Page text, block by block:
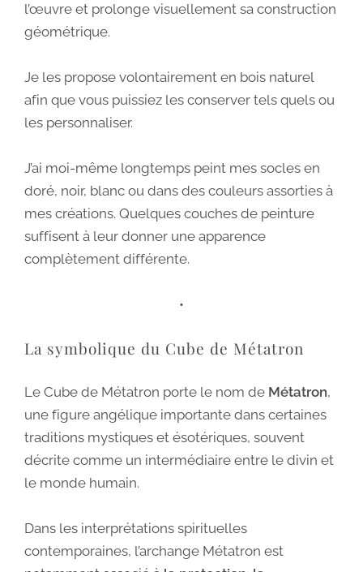
l’œuvre et prolonge visuellement sa construction
géométrique.
Je les propose volontairement en bois naturel
afin que vous puissiez les conserver tels quels ou
les personnaliser.
J’ai moi-même longtemps peint mes socles en
doré, noir, blanc ou dans des couleurs assorties à
mes créations. Quelques couches de peinture
suffisent à leur donner une apparence
complètement différente.
•
La symbolique du Cube de Métatron
Le Cube de Métatron porte le nom de Métatron,
une figure angélique importante dans certaines
traditions mystiques et ésotériques, souvent
décrite comme un intermédiaire entre le divin et
le monde humain.
Dans les interprétations spirituelles
contemporaines, l’archange Métatron est